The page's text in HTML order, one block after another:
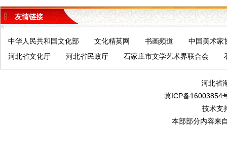
友情链接
中华人民共和国文化部 文化精英网 书画频道
中国美术家
河北省文化厅
河北省民政厅 石家庄市文学艺术界联合会
河北省
冀ICP备16003854
技术支
本部部分内容来